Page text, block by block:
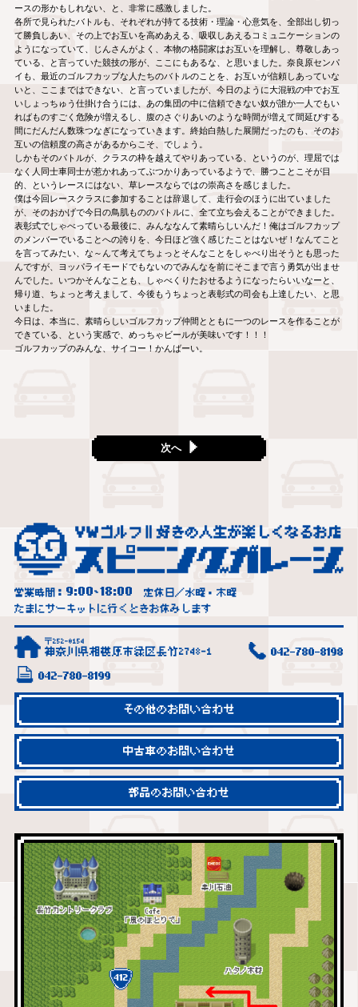
ースの形かもしれない、と、非常に感激しました。
各所で見られたバトルも、それぞれが持てる技術・理論・心意気を、全部出し切っ
て勝負しあい、その上でお互いを高めあえる、吸収しあえるコミュニケーションの
ようになっていて、じんさんがよく、本物の格闘家はお互いを理解し、尊敬しあっ
ている、と言っていた競技の形が、ここにもあるな、と思いました。奈良原センパ
イも、最近のゴルフカップな人たちのバトルのことを、お互いが信頼しあっていな
いと、ここまではできない、と言っていましたが、今日のように大混戦の中でお互
いしょっちゅう仕掛け合うには、あの集団の中に信頼できない奴が誰か一人でもい
ればものすごく危険が増えるし、腹のさぐりあいのような時間が増えて間延びする
間にだんだん数珠つなぎになっていきます。終始白熱した展開だったのも、そのお
互いの信頼度の高さがあるからこそ、でしょう。
しかもそのバトルが、クラスの枠を越えてやりあっている、というのが、理屈では
なく人同士車同士が惹かれあってぶつかりあっているようで、勝つことこそが目
的、というレースにはない、草レースならではの崇高さを感じました。
僕は今回レースクラスに参加することは辞退して、走行会のほうに出ていました
が、そのおかげで今日の鳥肌もののバトルに、全て立ち会えることができました。
表彰式でしゃべっている最後に、みんななんて素晴らしいんだ！俺はゴルフカップ
のメンバーでいることへの誇りを、今日ほど強く感じたことはないぜ！なんてこと
を言ってみたい、な～んて考えてちょっとそんなことをしゃべり出そうとも思った
んですが、ヨッパライモードでもないのでみんなを前にそこまで言う勇気が出ませ
んでした。いつかそんなことも、しゃべくりたおせるようになったらいいなーと、
帰り道、ちょっと考えまして、今後もうちょっと表彰式の司会も上達したい、と思
いました。
今日は、本当に、素晴らしいゴルフカップ仲間とともに一つのレースを作ることが
できている、という実感で、めっちゃビールが美味いです！！！
ゴルフカップのみんな、サイコー！かんばーい。
次へ
営業時間： 9:00~18:00
定休日／水曜・木曜
たまにサーキットに行くときお休みします
〒252-0154
神奈川県相模原市緑区長竹2748-1 042-780-8198
042-780-8199
その他のお問い合わせ
中古車のお問い合わせ
部品のお問い合わせ